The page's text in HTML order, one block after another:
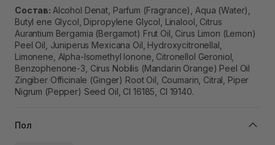
Состав: Alcohol Denat, Parfum (Fragrance), Aqua (Water),
Butyl ene Glycol, Dipropylene Glycol, Linalool, Citrus
Aurantium Bergamia (Bergamot) Frut Oil, Cirus Limon (Lemon)
Peel Oil, Juniperus Mexicana Oil, Hydroxycitronellal,
Limonene, Alpha-Isomethyl lonone, Citronellol Geroniol,
Benzophenone-3, Cirus Nobilis (Mandarin Orange) Peel Oil
Zingiber Officinale (Ginger) Root Oil, Coumarin, Citral, Piper
Nigrum (Pepper) Seed Oil, Cl 16185, Cl 19140.
Пол